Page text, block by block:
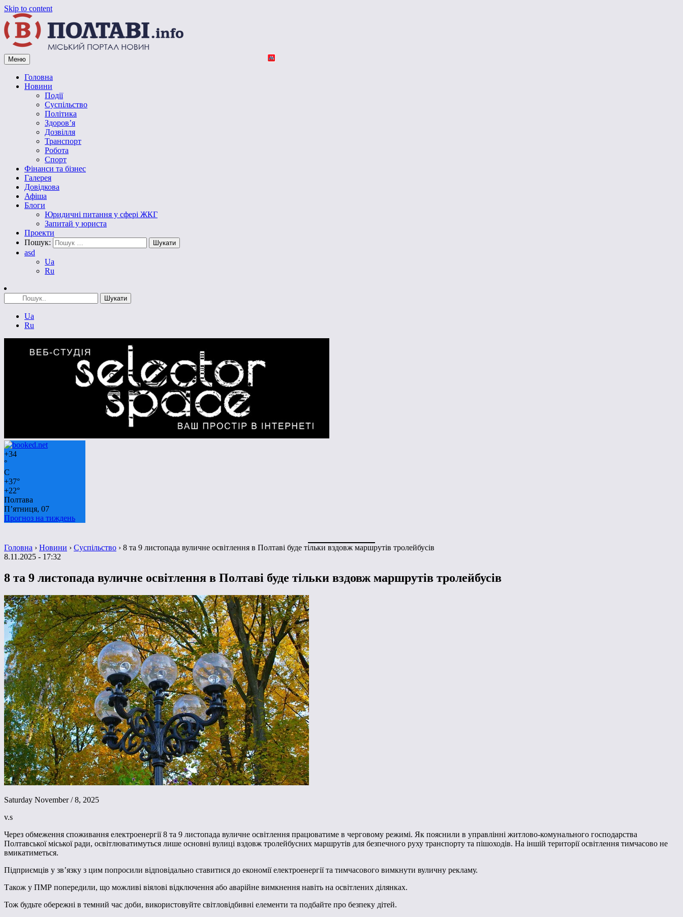
Skip to content
Vpoltave.info
Полтавський портал новин
Меню
Головна
Новини
Події
Суспільство
Політика
Здоров’я
Дозвілля
Транспорт
Робота
Спорт
Фінанси та бізнес
Галерея
Довідкова
Афіша
Блоги
Юридичні питання у сфері ЖКГ
Запитай у юриста
Проекти
Пошук:
asd
Ua
Ru
Ua
Ru
+34
°
C
+37°
+22°
Полтава
П’ятниця, 07
Прогноз на тиждень
Головна › Новини › Суспільство › 8 та 9 листопада вуличне освітлення в Полтаві буде тільки вздовж маршрутів тролейбусів
8.11.2025 - 17:32
8 та 9 листопада вуличне освітлення в Полтаві буде тільки вздовж маршрутів тролейбусів
Saturday November / 8, 2025
v.s
Через обмеження споживання електроенергії 8 та 9 листопада вуличне освітлення працюватиме в черговому режимі. Як пояснили в управлінні житлово-комунального господарства
Полтавської міської ради, освітлюватимуться лише основні вулиці вздовж тролейбусних маршрутів для безпечного руху транспорту та пішоходів. На іншій території освітлення тимчасово не
вмикатиметься.
Підприємців у зв’язку з цим попросили відповідально ставитися до економії електроенергії та тимчасового вимкнути вуличну рекламу.
Також у ПМР попередили, що можливі віялові відключення або аварійне вимкнення навіть на освітлених ділянках.
Тож будьте обережні в темний час доби, використовуйте світловідбивні елементи та подбайте про безпеку дітей.